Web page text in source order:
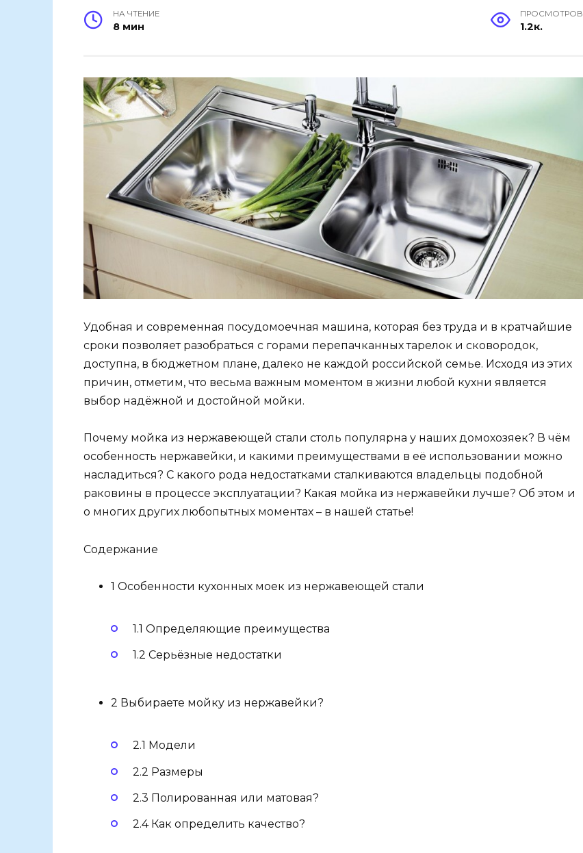
НА ЧТЕНИЕ
8 мин
ПРОСМОТРОВ
1.2к.
Удобная и современная посудомоечная машина, которая без труда и в кратчайшие
сроки позволяет разобраться с горами перепачканных тарелок и сковородок,
доступна, в бюджетном плане, далеко не каждой российской семье. Исходя из этих
причин, отметим, что весьма важным моментом в жизни любой кухни является
выбор надёжной и достойной мойки.
Почему мойка из нержавеющей стали столь популярна у наших домохозяек? В чём
особенность нержавейки, и какими преимуществами в её использовании можно
насладиться? С какого рода недостатками сталкиваются владельцы подобной
раковины в процессе эксплуатации? Какая мойка из нержавейки лучше? Об этом и
о многих других любопытных моментах – в нашей статье!
Содержание
1 Особенности кухонных моек из нержавеющей стали
1.1 Определяющие преимущества
1.2 Серьёзные недостатки
2 Выбираете мойку из нержавейки?
2.1 Модели
2.2 Размеры
2.3 Полированная или матовая?
2.4 Как определить качество?